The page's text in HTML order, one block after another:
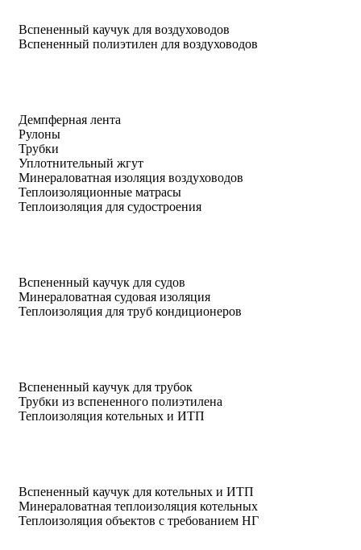
Вспененный каучук для воздуховодов
Вспененный полиэтилен для воздуховодов
Демпферная лента
Рулоны
Трубки
Уплотнительный жгут
Минераловатная изоляция воздуховодов
Теплоизоляционные матрасы
Теплоизоляция для судостроения
Вспененный каучук для судов
Минераловатная судовая изоляция
Теплоизоляция для труб кондиционеров
Вспененный каучук для трубок
Трубки из вспененного полиэтилена
Теплоизоляция котельных и ИТП
Вспененный каучук для котельных и ИТП
Минераловатная теплоизоляция котельных
Теплоизоляция объектов с требованием НГ